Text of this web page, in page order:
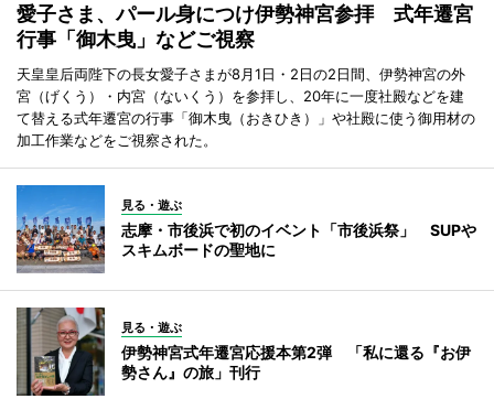
愛子さま、パール身につけ伊勢神宮参拝 式年遷宮
行事「御木曳」などご視察
天皇皇后両陛下の長女愛子さまが8月1日・2日の2日間、伊勢神宮の外
宮（げくう）・内宮（ないくう）を参拝し、20年に一度社殿などを建
て替える式年遷宮の行事「御木曳（おきひき）」や社殿に使う御用材の
加工作業などをご視察された。
見る・遊ぶ
志摩・市後浜で初のイベント「市後浜祭」 SUPや
スキムボードの聖地に
見る・遊ぶ
伊勢神宮式年遷宮応援本第2弾 「私に還る『お伊
勢さん』の旅」刊行